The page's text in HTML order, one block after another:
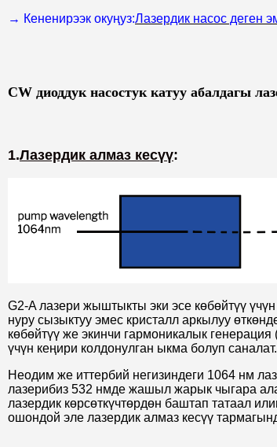
→ Кененирээк окуңуз:Лазердик насос деген
CW диоддук насостук катуу абалдагы
1.Лазердик алмаз кесүү:
G2-A лазери жыштыкты эки эсе көбөйтүү
нуру сызыктуу эмес кристалл аркылуу
көбөйтүү же экинчи гармоникалык
үчүн кеңири колдонулган ыкма болуп саналат.
Неодим же иттербий негизиндеги 1064 нм
лазерибиз 532 нмде жашыл жарык чыгара
лазердик көрсөткүчтөрдөн баштап татаал
ошондой эле лазердик алмаз кесүү